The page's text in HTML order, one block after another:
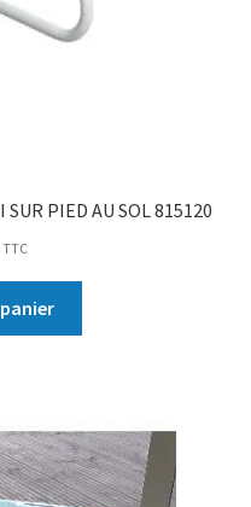
PIED AU SOL 815120
TTC